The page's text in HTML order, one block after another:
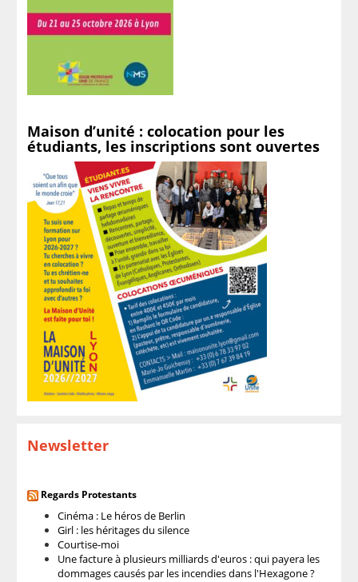
Maison d’unité : colocation pour les
étudiants, les inscriptions sont ouvertes
Newsletter
Regards Protestants
Cinéma : Le héros de Berlin
Girl : les héritages du silence
Courtise-moi
Une facture à plusieurs milliards d'euros : qui payera les
dommages causés par les incendies dans l'Hexagone ?